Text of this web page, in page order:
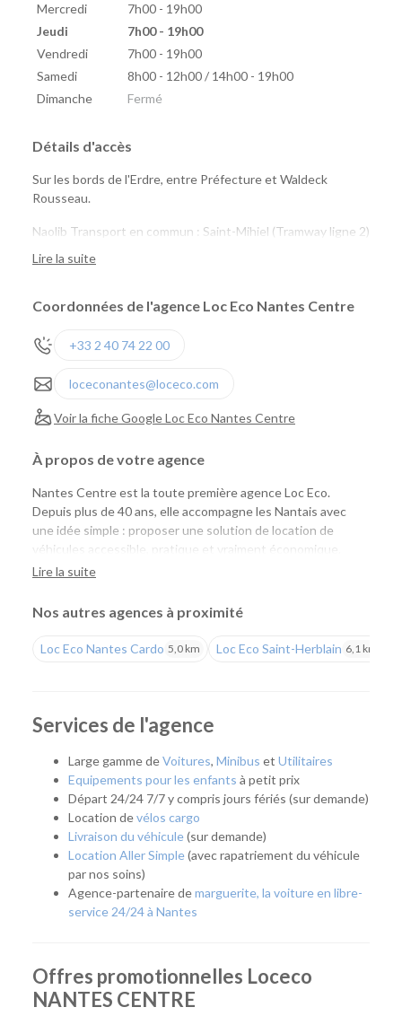
Mercredi
7h00 - 19h00
Jeudi
7h00 - 19h00
Vendredi
7h00 - 19h00
Samedi
8h00 - 12h00 / 14h00 - 19h00
Dimanche
Fermé
Détails d'accès
Sur les bords de l'Erdre, entre Préfecture et Waldeck
Rousseau.
Naolib Transport en commun : Saint-Mihiel (Tramway ligne 2)
marguerite : Saint Mihiel, Talensac, Quai de Versaille
Lire la suite
Coordonnées de l'agence Loc Eco Nantes Centre
+33 2 40 74 22 00
loceconantes@loceco.com
Voir la fiche Google Loc Eco Nantes Centre
À propos de votre agence
Nantes Centre est la toute première agence Loc Eco.
Depuis plus de 40 ans, elle accompagne les Nantais avec
une idée simple : proposer une solution de location de
véhicules accessible, pratique et vraiment économique.
Aujourd'hui, Loc Eco met à disposition près de 1 000
répondre aux besoins des particuliers comme des
professionnels.
Louer un véhicule uniquement lorsque vous en avez
tous ceux qui souhaitent disposer d'un véhicule
d'une voiture. Que ce soit pour partir en week-end,
transporter un meuble, effectuer un déménagement, partir
en vacances ou répondre à un besoin professionnel, vous
pouvez récupérer rapidement un véhicule adapté à votre
projet.
Cette approche permet de profiter d'une voiture ou d'un
utilitaire uniquement lorsque cela est nécessaire, tout en
bénéficiant d'un large choix de modèles et de tarifs
Quel véhicule choisir ?
Notre agence Nantes Centre propose une gamme complète
Lire la suite
Nos autres agences à proximité
Loc Eco Nantes Cardo 5,0 km Loc Eco Saint-Herblain 6,1 km
Services de l'agence
Large gamme deVoitures, Minibus et Utilitaires
Equipements pour les enfants à petit prix
Départ 24/24 7/7 y compris jours fériés (sur demande)
Location devélos cargo
Livraison du véhicule(sur demande)
Location Aller Simple(avec rapatriement du véhicule
par nos soins)
Agence-partenaire demarguerite, la voiture en libre-
service 24/24 à Nantes
Offres promotionnelles Loceco
NANTES CENTRE